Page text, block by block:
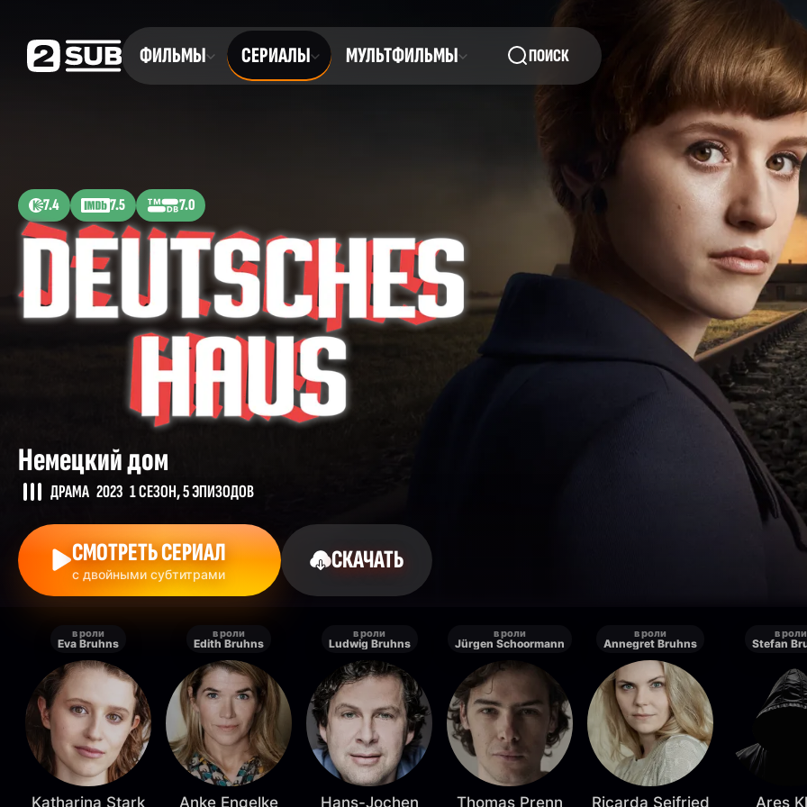
ФИЛЬМЫ СЕРИАЛЫ МУЛЬТФИЛЬМЫ ПОИСК
7.4 7.5 7.0
Немецкий дом
ДРАМА 2023 1 СЕЗОН, 5 ЭПИЗОДОВ
СМОТРЕТЬ СЕРИАЛ
с двойными субтитрами СКАЧАТЬ
в роли
Eva Bruhns
Katharina Stark
в роли
Edith Bruhns
Anke Engelke
в роли
Ludwig Bruhns
Hans-Jochen
в роли
Jürgen Schoormann
Thomas Prenn
в роли
Annegret Bruhns
Ricarda Seifried
в роли
Stefan
Ares